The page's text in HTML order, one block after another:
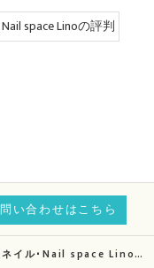
space Linoの評判
い合わせはこちら
香芝市のネイル･Nail space Linoの口コミ情報